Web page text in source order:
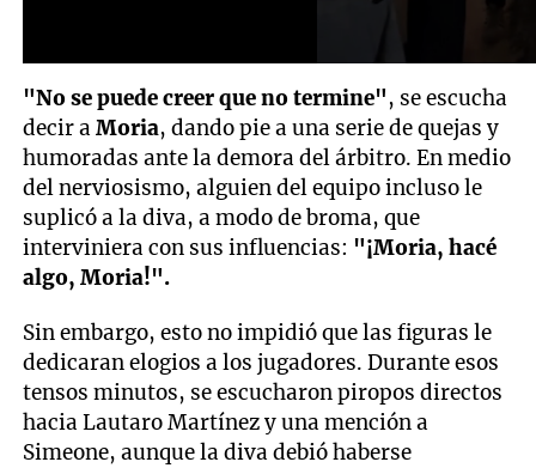
"No se puede creer que no termine", se escucha
decir aMoria, dando pie a una serie de quejas y
humoradas ante la demora del árbitro. En medio
del nerviosismo, alguien del equipo incluso le
suplicó a la diva, a modo de broma, que
interviniera con sus influencias: "¡Moria, hacé
algo, Moria!".
Sin embargo, esto no impidió que las figuras le
dedicaran elogios a los jugadores. Durante esos
tensos minutos, se escucharon piropos directos
hacia Lautaro Martínez y una mención a
Simeone, aunque la diva debió haberse